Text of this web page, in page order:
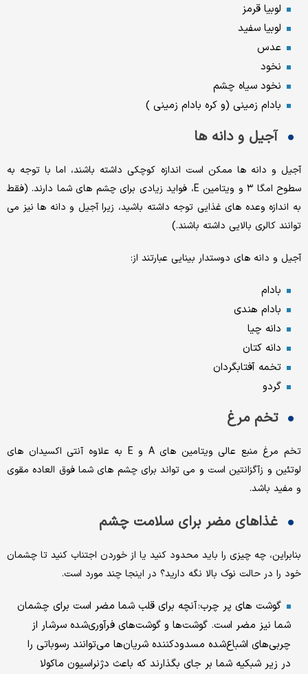
لوبیا قرمز
لوبیا سفید
عدس
نخود
نخود سیاه چشم
بادام زمینی (و کره بادام زمینی )
آجیل و دانه ها
آجیل و دانه ها ممکن است اندازه کوچکی داشته باشند، اما با توجه به
سطوح امگا ۳ و ویتامین E، فواید زیادی برای چشم های شما دارند. (فقط
به اندازه وعده های غذایی توجه داشته باشید، زیرا آجیل و دانه ها نیز می
توانند کالری بالایی داشته باشند.)
آجیل و دانه های دوستدار بینایی عبارتند از:
بادام
بادام هندی
دانه چیا
دانه کتان
تخمه آفتابگردان
گردو
تخم مرغ
تخم مرغ منبع عالی ویتامین های A و E به علاوه آنتی اکسیدان های
لوتئین و زآگزانتین است و می تواند برای چشم های شما فوق العاده مقوی
و مفید باشد.
غذاهای مضر برای سلامت چشم
بنابراین، چه چیزی را باید محدود کنید یا از خوردن اجتناب کنید تا چشمان
خود را در حالت نوک بالا نگه دارید؟ در اینجا چند مورد است.
گوشت های پر چرب: آنچه برای قلب شما مضر است برای چشمان
شما نیز مضر است. گوشت‌ها و گوشت‌های فرآوری‌شده سرشار از
چربی‌های اشباع‌شده مسدودکننده شریان‌ها می‌توانند رسوباتی را
در زیر شبکیه شما بر جای بگذارند که باعث دژنراسیون ماکولا